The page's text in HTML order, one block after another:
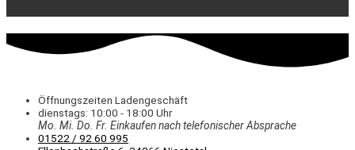
Öffnungszeiten Ladengeschäft
dienstags: 10:00 - 18:00 Uhr
Mo. Mi. Do. Fr. Einkaufennach telefonischer Absprache
01522 / 92 60 995